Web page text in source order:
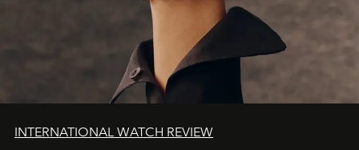
INTERNATIONAL WATCH REVIEW